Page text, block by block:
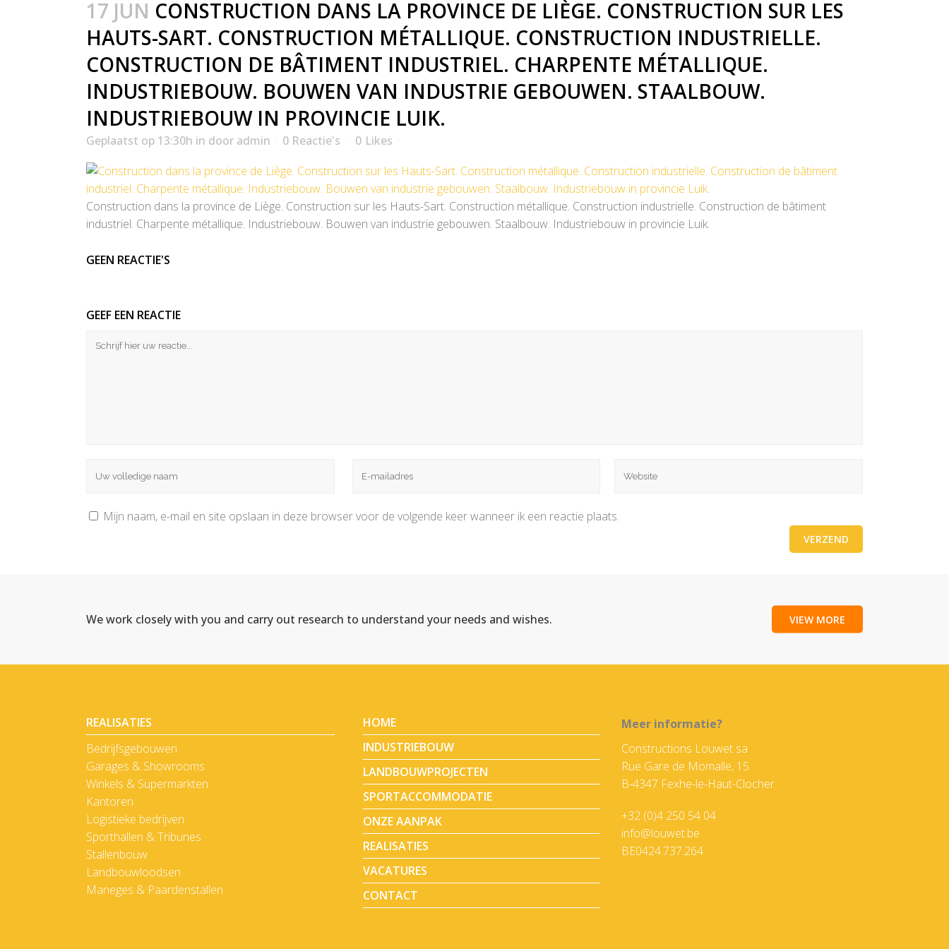
17 JUN CONSTRUCTION DANS LA PROVINCE DE LIÈGE. CONSTRUCTION SUR LES
HAUTS-SART. CONSTRUCTION MÉTALLIQUE. CONSTRUCTION INDUSTRIELLE.
CONSTRUCTION DE BÂTIMENT INDUSTRIEL. CHARPENTE MÉTALLIQUE.
INDUSTRIEBOUW. BOUWEN VAN INDUSTRIE GEBOUWEN. STAALBOUW.
INDUSTRIEBOUW IN PROVINCIE LUIK.
Geplaatst op 13:30h in door admin 0 Reactie's 0 Likes
Construction dans la province de Liège. Construction sur les Hauts-Sart. Construction métallique. Construction industrielle. Construction de bâtiment
industriel. Charpente métallique. Industriebouw. Bouwen van industrie gebouwen. Staalbouw. Industriebouw in provincie Luik.
GEEN REACTIE'S
GEEF EEN REACTIE
Mijn naam, e-mail en site opslaan in deze browser voor de volgende keer wanneer ik een reactie plaats.
We work closely with you and carry out research to understand your needs and wishes. VIEW MORE
REALISATIES
Bedrijfsgebouwen
Garages & Showrooms
Winkels & Supermarkten
Kantoren
Logistieke bedrijven
Sporthallen & Tribunes
Stallenbouw
Landbouwloodsen
Maneges & Paardenstallen
HOME
INDUSTRIEBOUW
LANDBOUWPROJECTEN
SPORTACCOMMODATIE
ONZE AANPAK
REALISATIES
VACATURES
CONTACT
Meer informatie?
Constructions Louwet sa
Rue Gare de Momalle, 15
B-4347 Fexhe-le-Haut-Clocher
+32 (0)4 250 54 04
info@louwet.be
BE0424.737.264